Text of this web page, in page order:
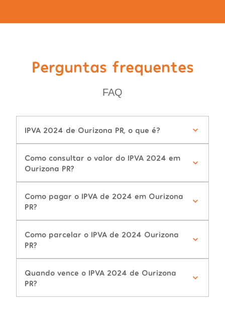
Perguntas frequentes
FAQ
IPVA 2024 de Ourizona PR, o que é?
Como consultar o valor do IPVA 2024 em
Ourizona PR?
Como pagar o IPVA de 2024 em Ourizona
PR?
Como parcelar o IPVA de 2024 Ourizona
PR?
Quando vence o IPVA 2024 de Ourizona
PR?